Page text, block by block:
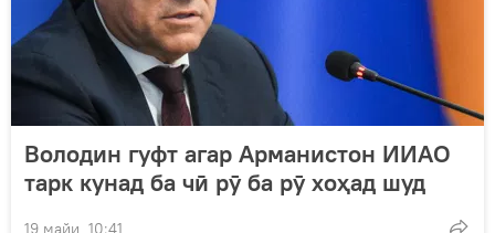
Володин гуфт агар Арманистон ИИАО
тарк кунад ба чӣ рӯ ба рӯ хоҳад шуд
19 майи, 10:41